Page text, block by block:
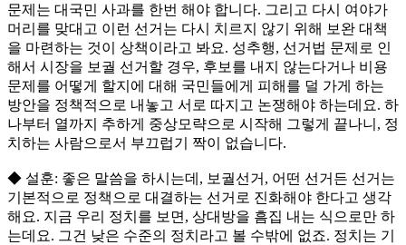
문제는 대국민 사과를 한번 해야 합니다. 그리고 다시 여야가
머리를 맞대고 이런 선거는 다시 치르지 않기 위해 보완 대책
을 마련하는 것이 상책이라고 봐요. 성추행, 선거법 문제로 인
해서 시장을 보궐 선거할 경우, 후보를 내지 않는다거나 비용
문제를 어떻게 할지에 대해 국민들에게 피해를 덜 가게 하는
방안을 정책적으로 내놓고 서로 따지고 논쟁해야 하는데요. 하
나부터 열까지 추하게 중상모략으로 시작해 그렇게 끝나니, 정
치하는 사람으로서 부끄럽기 짝이 없습니다.
◆ 설훈: 좋은 말씀을 하시는데, 보궐선거, 어떤 선거든 선거는
기본적으로 정책으로 대결하는 선거로 진화해야 한다고 생각
해요. 지금 우리 정치를 보면, 상대방을 흠집 내는 식으로만 하
는데요. 그건 낮은 수준의 정치라고 볼 수밖에 없죠. 정치는 기